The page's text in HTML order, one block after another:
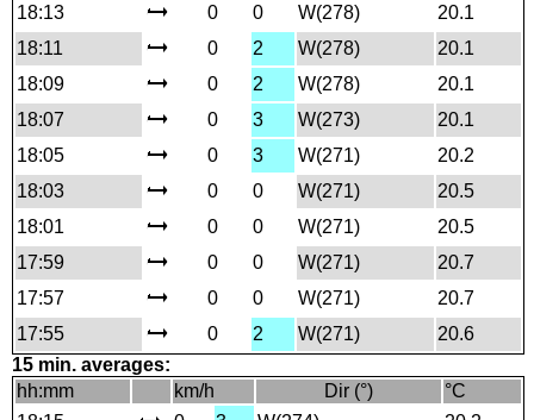
18:13
0 0 W(278)
20.1
18:11
0 2 W(278)
20.1
18:09
0 2 W(278)
20.1
18:07
0 3 W(273)
20.1
18:05
0 3 W(271)
20.2
18:03
0 0 W(271)
20.5
18:01
0 0 W(271)
20.5
17:59
0 0 W(271)
20.7
17:57
0 0 W(271)
20.7
17:55
0 2 W(271)
20.6
15 min. averages:
hh:mm
km/h Dir (°)
°C